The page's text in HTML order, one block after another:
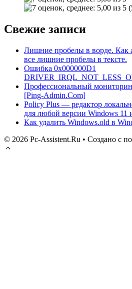
Свежие записи
Лишние пробелы в ворде. Как
все лишние пробелы в тексте.
Ошибка 0x000000D1
Профессиональный
[Ping-Admin.Com]
Policy Plus — редактор
для любой версии Windows 11
Как удалить Windows.old в
© 2026 Pc-Assistent.Ru • Создано с